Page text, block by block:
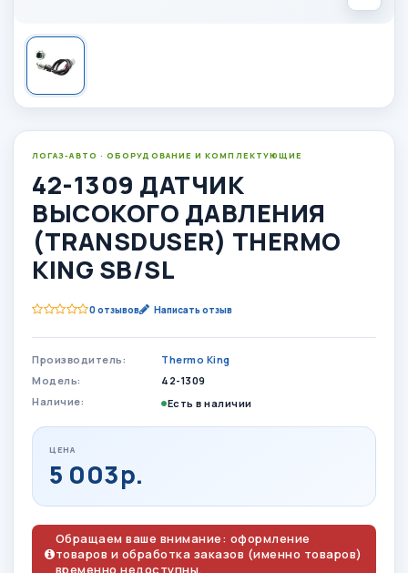
ЛОГАЗ-АВТО · ОБОРУДОВАНИЕ И КОМПЛЕКТУЮЩИЕ
42-1309 ДАТЧИК
ВЫСОКОГО ДАВЛЕНИЯ
(TRANSDUSER) THERMO
KING SB/SL
0 отзывов Написать отзыв
Производитель:
Thermo King
Модель:
42-1309
Наличие:
Есть в наличии
ЦЕНА
5 003р.
Обращаем ваше внимание: оформление
товаров и обработка заказов (именно товаров)
временно недоступны.